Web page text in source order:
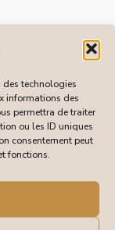
des technologies
informations des
permettra de traiter
ou les ID uniques
consentement peut
fonctions.